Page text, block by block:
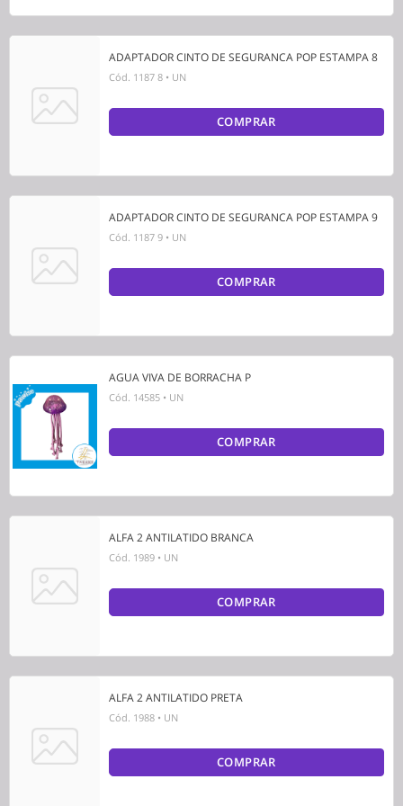
ADAPTADOR CINTO DE SEGURANCA POP ESTAMPA 8
Cód. 1187 8 • UN
COMPRAR
ADAPTADOR CINTO DE SEGURANCA POP ESTAMPA 9
Cód. 1187 9 • UN
COMPRAR
AGUA VIVA DE BORRACHA P
Cód. 14585 • UN
COMPRAR
ALFA 2 ANTILATIDO BRANCA
Cód. 1989 • UN
COMPRAR
ALFA 2 ANTILATIDO PRETA
Cód. 1988 • UN
COMPRAR